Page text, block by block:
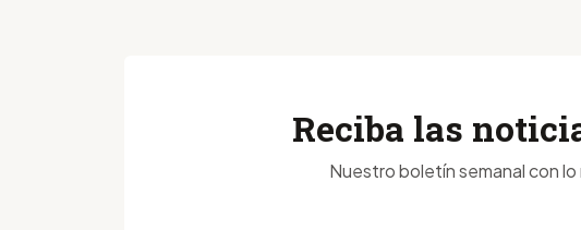
Reciba las
Nuestro boletín semanal con